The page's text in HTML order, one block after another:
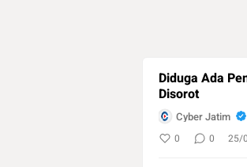
Diduga Ada
Disorot
Cyber Jatim
0 0 25/